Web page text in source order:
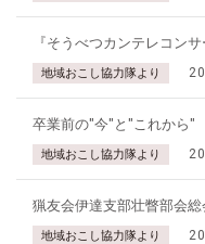
『そうべつカンテレコン
地域おこし協力隊より
卒業前の"今"と"これから"
地域おこし協力隊より
猟友会伊達支部壮瞥部会
地域おこし協力隊より